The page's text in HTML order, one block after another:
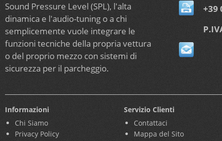
Sound Pressure Level (SPL), l'alta
dinamica e l'audio-tuning o a chi
semplicemente vuole integrare le
funzioni tecniche della propria vettura
o del proprio mezzo con sistemi di
sicurezza per il parcheggio.
+39
Informazioni
Chi Siamo
Privacy Policy
Servizio Clienti
Contattaci
Mappa del Sito